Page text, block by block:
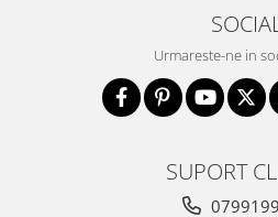
SOCIAL
Urmareste-ne in
SUPORT